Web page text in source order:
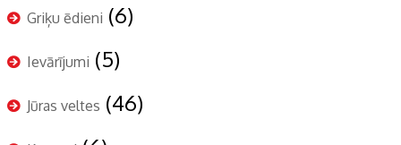
Griķu ēdieni (6)
Ievārījumi (5)
Jūras veltes (46)